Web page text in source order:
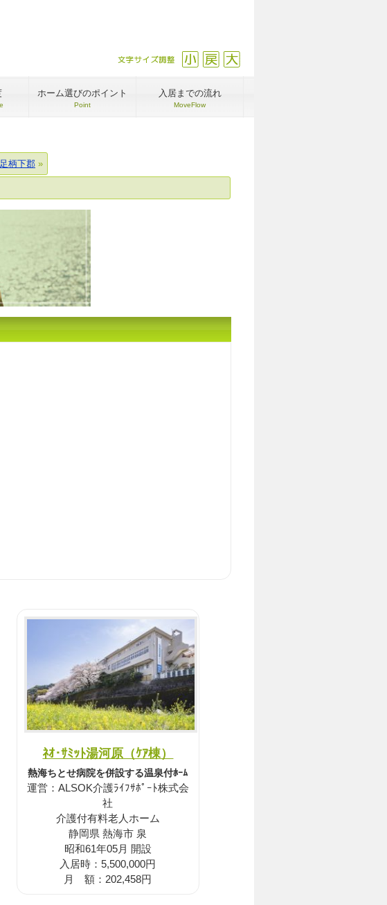
戻す
縮小
文字サイズ調整
ホーム選びのポイント
Point
入居までの流れ
MoveFlow
足柄下郡
ﾈｵ･ｻﾐｯﾄ湯河原（ｹｱ棟）
熱海ちとせ病院を併設する温泉付ﾎｰﾑ
運営：ALSOK介護ﾗｲﾌｻﾎﾟｰﾄ株式会
社
介護付有料老人ホーム
静岡県 熱海市 泉
昭和61年05月 開設
入居時：5,500,000円
月 額：202,458円